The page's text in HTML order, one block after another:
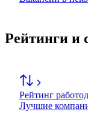
Рейтинги и
Рейтинг
Лучшие